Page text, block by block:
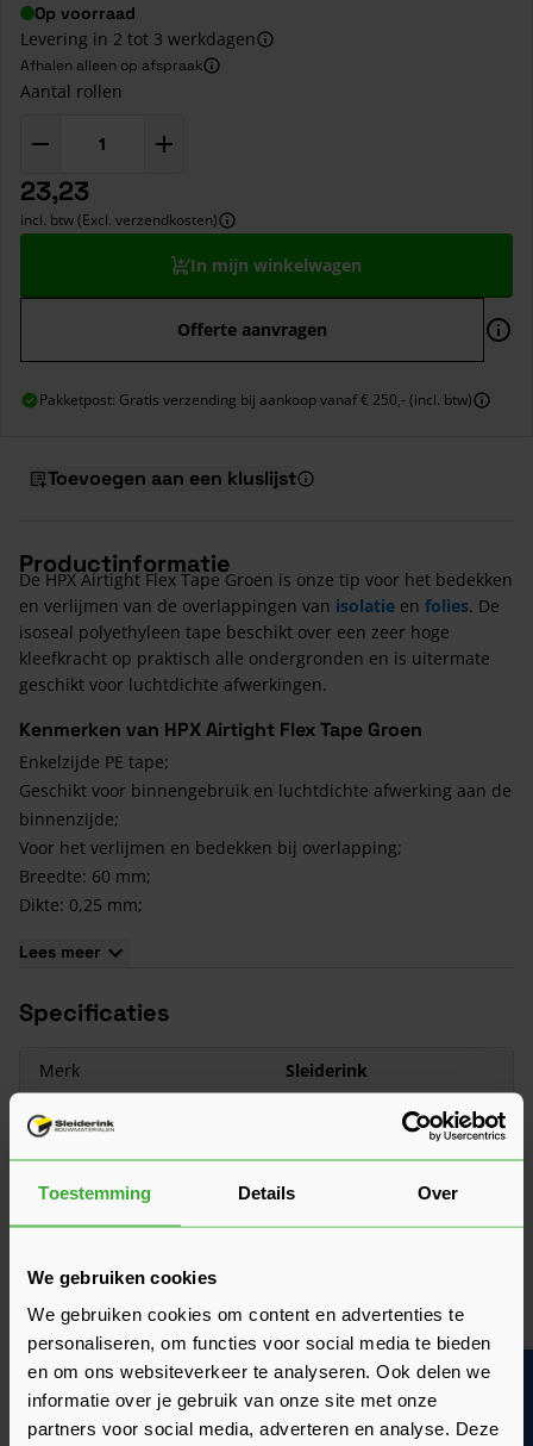
Toestemming Details Over
We gebruiken cookies
We gebruiken cookies om content en advertenties te
personaliseren, om functies voor social media te bieden
en om ons websiteverkeer te analyseren. Ook delen we
informatie over je gebruik van onze site met onze
partners voor social media, adverteren en analyse. Deze
Op voorraad
Levering in 2 tot 3 werkdagen
Afhalen alleen op afspraak
Aantal rollen
23,23
incl. btw (Excl. verzendkosten)
In mijn winkelwagen
Offerte aanvragen
Pakketpost: Gratis verzending bij aankoop vanaf € 250,- (incl. btw)
Toevoegen aan een kluslijst
Productinformatie
De HPX Airtight Flex Tape Groen is onze tip voor het bedekken
en verlijmen van de overlappingen van isolatie en folies. De
isoseal polyethyleen tape beschikt over een zeer hoge
kleefkracht op praktisch alle ondergronden en is uitermate
geschikt voor luchtdichte afwerkingen.
Kenmerken van HPX Airtight Flex Tape Groen
Enkelzijde PE tape;
Geschikt voor binnengebruik en luchtdichte afwerking aan de
binnenzijde;
Voor het verlijmen en bedekken bij overlapping;
Breedte: 60 mm;
Dikte: 0,25 mm;
Merk: HPX
Lees meer
Specificaties
Merk
Sleiderink
Type
Afmeting
60 mm x 25 m¹
Lengte
50 meter
Bekijk meer
Goed voorbereid aan de slag